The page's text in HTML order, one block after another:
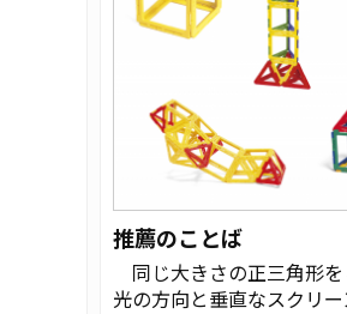
推薦のことば
同じ大きさの正三角形を
光の方向と垂直なスクリ